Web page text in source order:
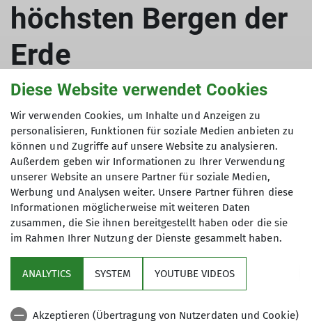
höchsten Bergen der
Erde
01.11.2023
Eventbericht
Am 11. Oktober 2023 fand folgender Vortrag
organisiert von der Sektion Sinsheim statt: "Alle
14 Achttausender - 30 Jahre zu den höchsten
Bergen der Erde" von Ralf Dujmovits in der
Stadthalle Sinsheim
Diese Website verwendet Cookies
Wir verwenden Cookies, um Inhalte und Anzeigen zu
personalisieren, Funktionen für soziale Medien anbieten zu
können und Zugriffe auf unsere Website zu analysieren.
Außerdem geben wir Informationen zu Ihrer Verwendung
unserer Website an unsere Partner für soziale Medien,
Werbung und Analysen weiter. Unsere Partner führen diese
Informationen möglicherweise mit weiteren Daten
zusammen, die Sie ihnen bereitgestellt haben oder die sie
im Rahmen Ihrer Nutzung der Dienste gesammelt haben.
ANALYTICS SYSTEM YOUTUBE VIDEOS
Akzeptieren (Übertragung von Nutzerdaten und Cookie)